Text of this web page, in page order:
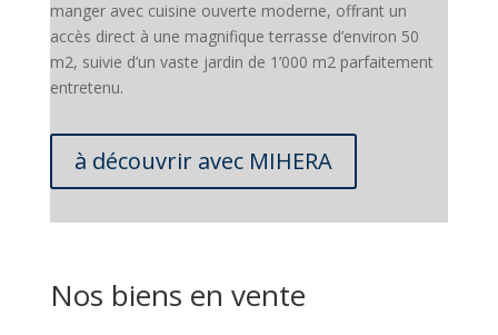
manger avec cuisine ouverte moderne, offrant un
accès direct à une magnifique terrasse d’environ 50
m2, suivie d’un vaste jardin de 1’000 m2 parfaitement
entretenu.
à découvrir avec MIHERA
Nos biens en vente